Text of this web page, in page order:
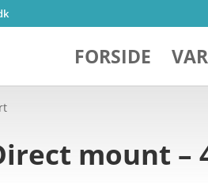
FORSIDE
mount –